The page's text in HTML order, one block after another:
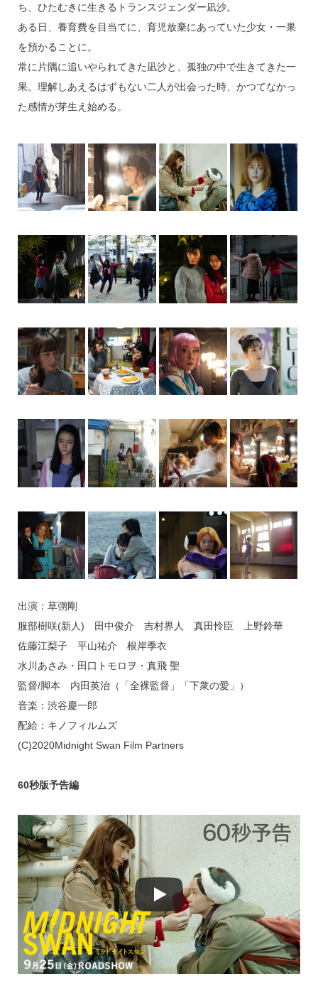
ち、ひたむきに生きるトランスジェンダー凪沙。
ある日、養育費を目当てに、育児放棄にあっていた少女・一果
を預かることに。
常に片隅に追いやられてきた凪沙と、孤独の中で生きてきた一
果。理解しあえるはずもない二人が出会った時、かつてなかっ
た感情が芽生え始める。
出演：草彅剛
服部樹咲(新人) 田中俊介 吉村界人 真田怜臣 上野鈴華
佐藤江梨子 平山祐介 根岸季衣
水川あさみ・田口トモロヲ・真飛 聖
監督/脚本 内田英治（「全裸監督」「下衆の愛」）
音楽：渋谷慶一郎
配給：キノフィルムズ
(C)2020Midnight Swan Film Partners
60秒版予告編